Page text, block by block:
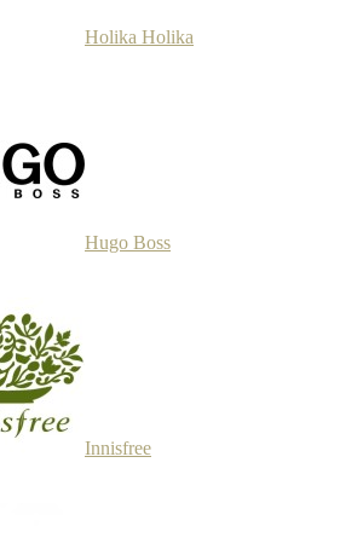
Holika Holika
Hugo Boss
Innisfree